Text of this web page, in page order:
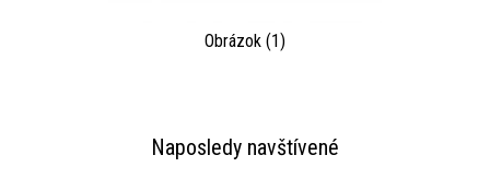
Obrázok (1)
Naposledy navštívené